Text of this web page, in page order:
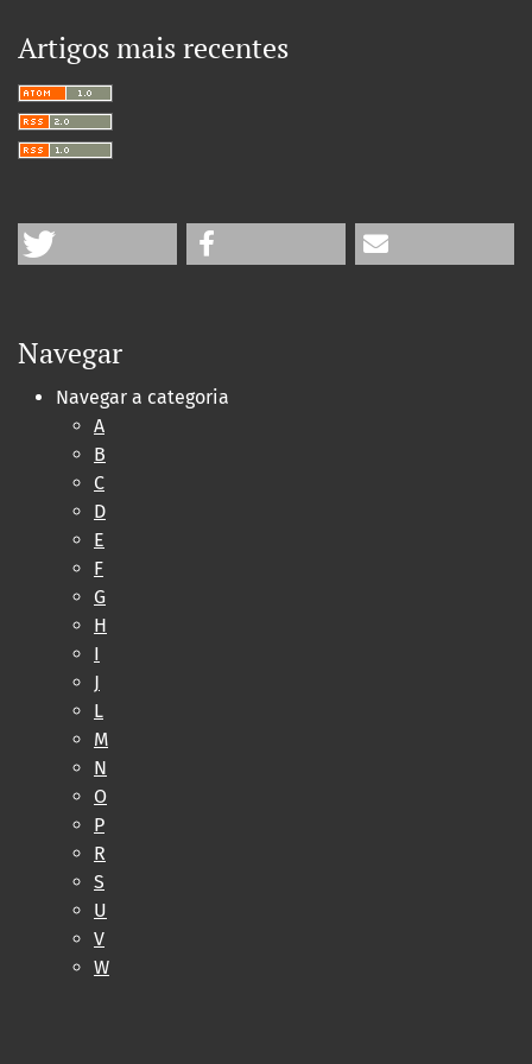
Artigos mais recentes
Navegar
Navegar a categoria
A
B
C
D
E
F
G
H
I
J
L
M
N
O
P
R
S
U
V
W